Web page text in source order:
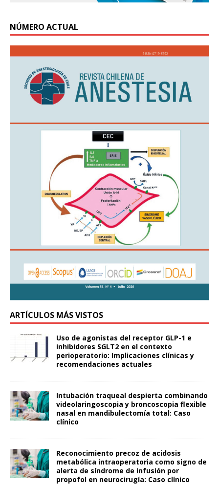
NÚMERO ACTUAL
ARTÍCULOS MÁS VISTOS
Uso de agonistas del receptor GLP-1 e
inhibidores SGLT2 en el contexto
perioperatorio: Implicaciones clínicas y
recomendaciones actuales
Intubación traqueal despierta combinando
videolaringoscopia y broncoscopia flexible
nasal en mandibulectomía total: Caso
clínico
Reconocimiento precoz de acidosis
metabólica intraoperatoria como signo de
alerta de síndrome de infusión por
propofol en neurocirugía: Caso clínico